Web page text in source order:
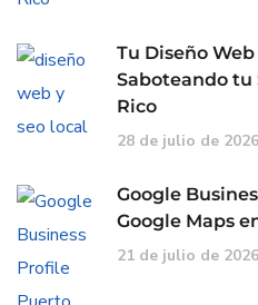
Tu Diseño
Saboteando tu
Rico
28 de julio de 2026
Google
Google Maps
21 de julio de 2026